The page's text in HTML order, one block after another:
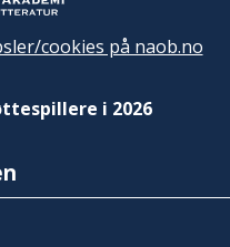
cookies på naob.no
i 2026